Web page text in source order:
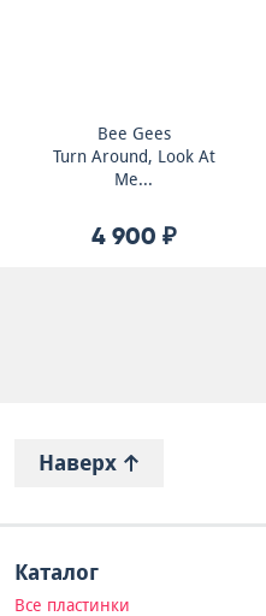
Bee Gees
Turn Around, Look At
Me...
4 900 ₽
Наверх
Каталог
Все пластинки